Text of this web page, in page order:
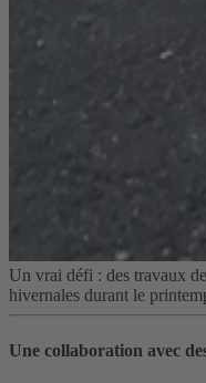
Un vrai défi : des travaux
hivernales durant le
Une collaboration avec